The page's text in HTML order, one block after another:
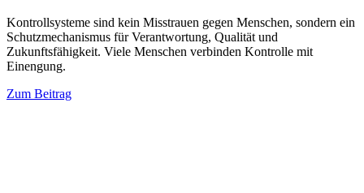
Kontrollsysteme sind kein Misstrauen gegen Menschen, sondern ein
Schutzmechanismus für Verantwortung, Qualität und
Zukunftsfähigkeit. Viele Menschen verbinden Kontrolle mit
Einengung.
Zum Beitrag